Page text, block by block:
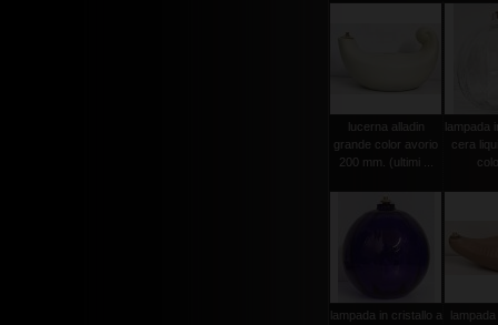
lucerna alladin
grande color avorio
200 mm. (ultimi ...
lampada
cera
lampada in cristallo a